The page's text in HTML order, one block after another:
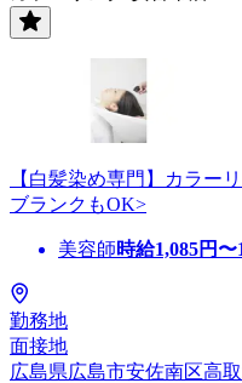
【白髪染め専門】カラー
ブランクもOK>
美容師時給1,085円〜
勤務地
面接地
広島県広島市安佐南区高